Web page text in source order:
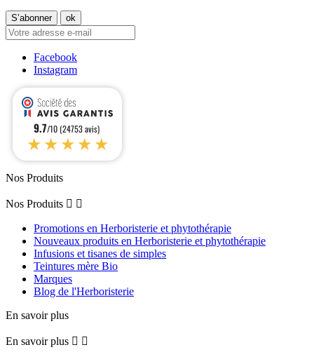
Facebook
Instagram
9.7/10 (24753 avis)
★★★★★
Nos Produits
Nos Produits  
Promotions en Herboristerie et phytothérapie
Nouveaux produits en Herboristerie et phytothérapie
Infusions et tisanes de simples
Teintures mère Bio
Marques
Blog de l'Herboristerie
En savoir plus
En savoir plus  